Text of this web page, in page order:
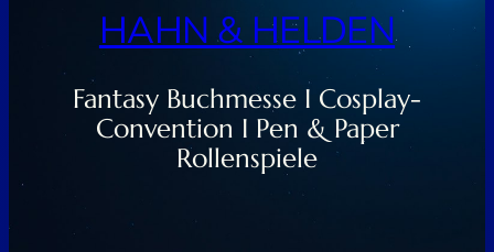
HAHN & HELDEN
Fantasy Buchmesse I Cosplay-
Convention I Pen & Paper
Rollenspiele